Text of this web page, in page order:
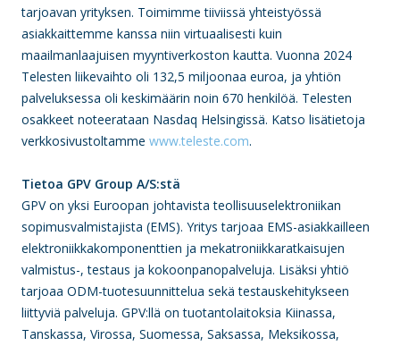
tarjoavan yrityksen. Toimimme tiiviissä yhteistyössä
asiakkaittemme kanssa niin virtuaalisesti kuin
maailmanlaajuisen myyntiverkoston kautta. Vuonna 2024
Telesten liikevaihto oli 132,5 miljoonaa euroa, ja yhtiön
palveluksessa oli keskimäärin noin 670 henkilöä. Telesten
osakkeet noteerataan Nasdaq Helsingissä. Katso lisätietoja
verkkosivustoltamme www.teleste.com.
Tietoa GPV Group A/S:stä
GPV on yksi Euroopan johtavista teollisuuselektroniikan
sopimusvalmistajista (EMS). Yritys tarjoaa EMS-asiakkailleen
elektroniikkakomponenttien ja mekatroniikkaratkaisujen
valmistus-, testaus ja kokoonpanopalveluja. Lisäksi yhtiö
tarjoaa ODM-tuotesuunnittelua sekä testauskehitykseen
liittyviä palveluja. GPV:llä on tuotantolaitoksia Kiinassa,
Tanskassa, Virossa, Suomessa, Saksassa, Meksikossa,